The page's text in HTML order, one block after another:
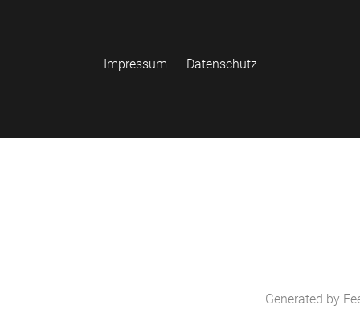
Impressum Datenschutz
Generated by